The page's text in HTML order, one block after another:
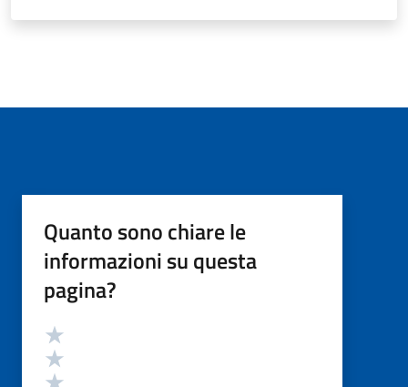
Quanto sono chiare le
informazioni su questa
pagina?
Valutazione